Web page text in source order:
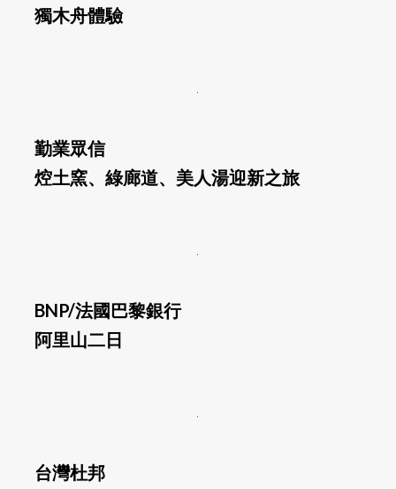
獨木舟體驗
勤業眾信
焢土窯、綠廊道、美人湯迎新之旅
BNP/法國巴黎銀行
阿里山二日
台灣杜邦